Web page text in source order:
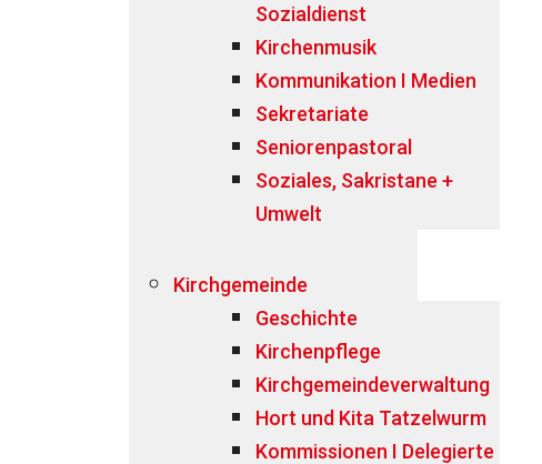
Sozialdienst
Kirchenmusik
Kommunikation I Medien
Sekretariate
Seniorenpastoral
Soziales, Sakristane +
Umwelt
Kirchgemeinde
Geschichte
Kirchenpflege
Kirchgemeindeverwaltung
Hort und Kita Tatzelwurm
Kommissionen I Delegierte